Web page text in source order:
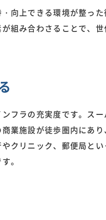
向上できる環境が整った
組み合わさることで、
フラの充実度です。ス
業施設が徒歩圏内にあ
クリニック、郵便局と
。